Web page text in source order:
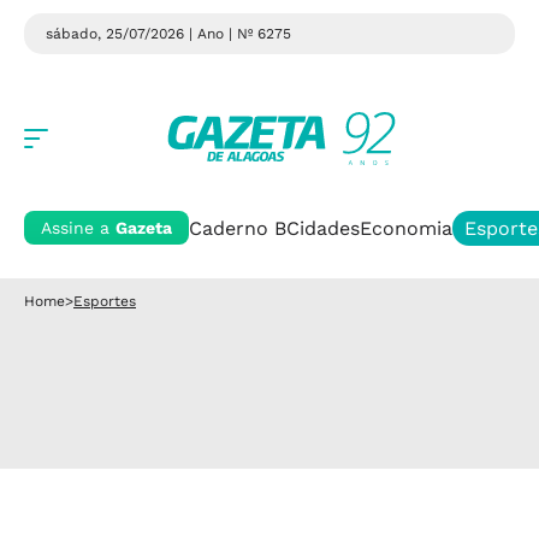
sábado, 25/07/2026 | Ano | Nº 6275
Assine a Gazeta Caderno BCidadesEconomia
Home>Esportes